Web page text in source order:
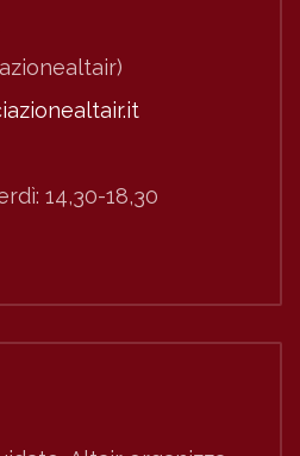
14,30-18,30